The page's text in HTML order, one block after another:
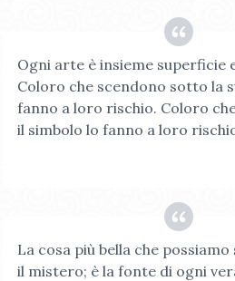
Ogni arte è insieme superficie
Coloro che scendono sotto la
fanno a loro rischio. Coloro
il simbolo lo fanno a loro
La cosa più bella che
il mistero; è la fonte di ogni